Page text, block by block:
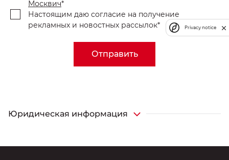
Москвич*
Настоящим даю согласие на получение
рекламных и новостных рассылок*
Отправить
Юридическая информация
убытков уточняйте в дилерских центрах Москвич
Privacy notice